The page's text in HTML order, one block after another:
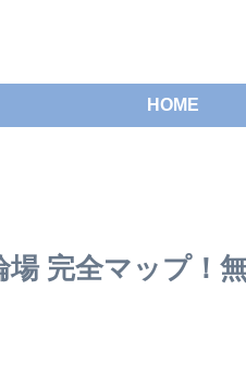
HOME
場 完全マップ！